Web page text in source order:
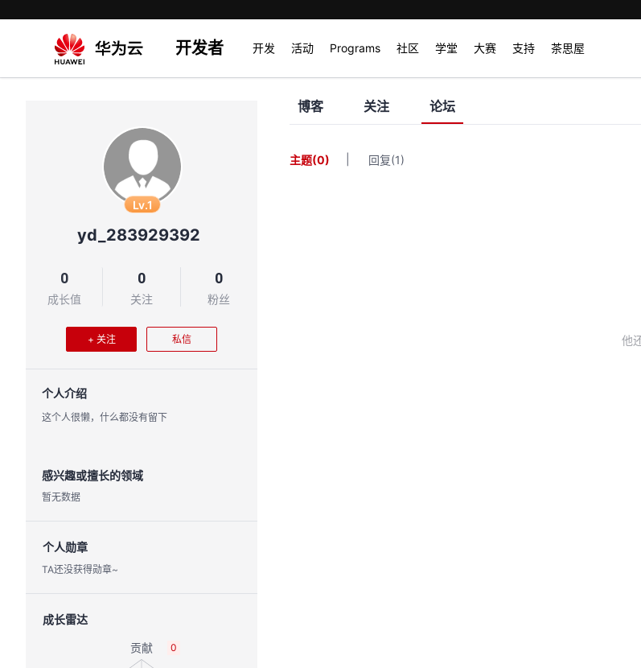
开发者 开发 活动 Programs 社区 学堂 大赛 支持 茶思屋
Lv.1
yd_283929392
0
成长值
0
关注
0
粉丝
+ 关注 私信
个人介绍
这个人很懒，什么都没有留下
感兴趣或擅长的领域
暂无数据
个人勋章
TA还没获得勋章~
成长雷达
0
博客 关注 论坛
主题(0) 回复(1)
他